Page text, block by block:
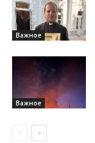
Важное
Важное